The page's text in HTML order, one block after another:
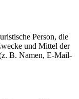
Person, die
und Mittel der
B. Namen, E-Mail-